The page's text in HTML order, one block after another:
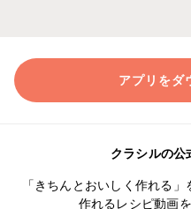
アプリをダ
クラシルの公
「きちんとおいしく作れる
作れるレシピ動画